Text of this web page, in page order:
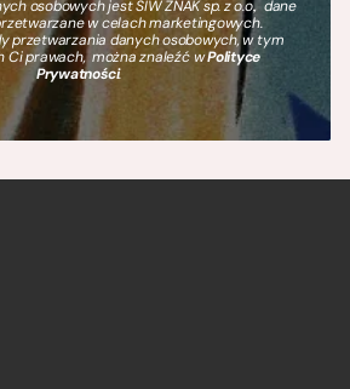
osobowych jest SIW ZNAK sp. z o.o., dane
w celach marketingowych.
przetwarzania danych osobowych, w tym
Ci prawach, można znaleźć wPolityce
Prywatności.